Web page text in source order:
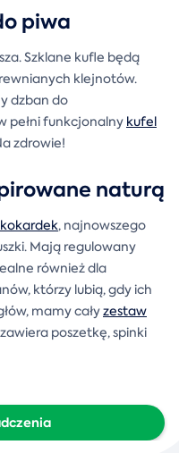
piwa
Szklane kufle będą
klejnotów.
dzban do
pełni funkcjonalny kufel
zdrowie!
naturą
kokardek, najnowszego
Mają regulowany
również dla
którzy lubią, gdy ich
mamy całyzestaw
poszetkę, spinki